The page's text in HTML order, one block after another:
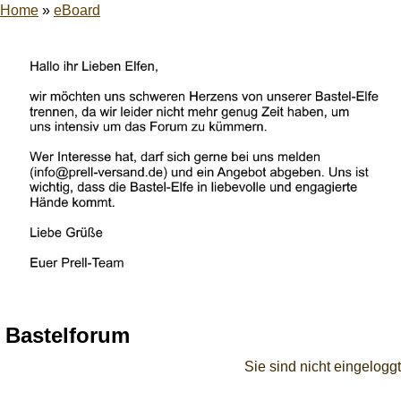
Home » eBoard
Bastelforum
Sie sind nicht eingeloggt